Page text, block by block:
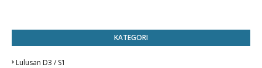
KATEGORI
Lulusan D3 / S1